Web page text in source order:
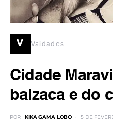
v Vaidades
Cidade
balzaca e do
POR KIKA GAMA LOBO 5 DE